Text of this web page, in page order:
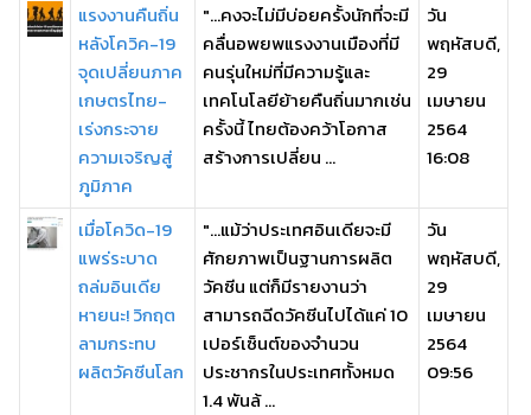
แรงงานคืนถิ่น
หลังโควิค-19
จุดเปลี่ยนภาค
เกษตรไทย-
เร่งกระจาย
ความเจริญสู่
ภูมิภาค
"...คงจะไม่มีบ่อยครั้งนักที่จะมี
คลื่นอพยพแรงงานเมืองที่มี
คนรุ่นใหม่ที่มีความรู้และ
เทคโนโลยีย้ายคืนถิ่นมากเช่น
ครั้งนี้ ไทยต้องคว้าโอกาส
สร้างการเปลี่ยน ...
วัน
พฤหัสบดี,
29
เมษายน
2564
16:08
เมื่อโควิด-19
แพร่ระบาด
ถล่มอินเดีย
หายนะ! วิกฤต
ลามกระทบ
ผลิตวัคซีนโลก
"...แม้ว่าประเทศอินเดียจะมี
ศักยภาพเป็นฐานการผลิต
วัคซีน แต่ก็มีรายงานว่า
สามารถฉีดวัคซีนไปได้แค่ 10
เปอร์เซ็นต์ของจำนวน
ประชากรในประเทศทั้งหมด
1.4 พันล้ ...
วัน
พฤหัสบดี,
29
เมษายน
2564
09:56